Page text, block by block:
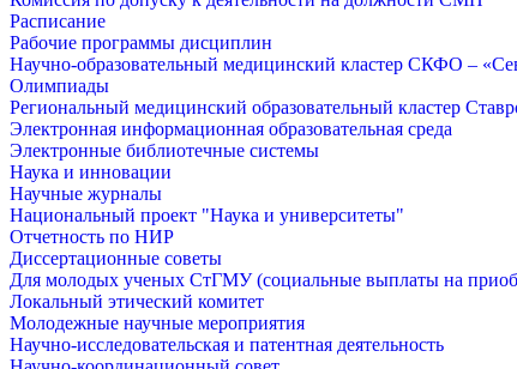
Расписание
Рабочие программы дисциплин
Научно-образовательный медицинский кластер СКФО –
Олимпиады
Региональный медицинский образовательный кластер
Электронная информационная образовательная среда
Электронные библиотечные системы
Наука и инновации
Научные журналы
Национальный проект "Наука и университеты"
Отчетность по НИР
Диссертационные советы
Для молодых ученых СтГМУ (социальные выплаты на
Локальный этический комитет
Молодежные научные мероприятия
Научно-исследовательская и патентная деятельность